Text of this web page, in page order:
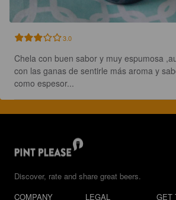
3.0
Chela con buen sabor y muy espumosa
con las ganas de sentirle más aroma y
como espesor...
Discover, rate and share great beers.
COMPANY
LEGAL GET